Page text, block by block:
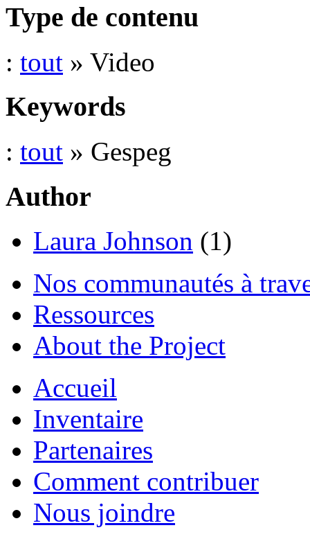
Type de contenu
: tout » Video
Keywords
: tout » Gespeg
Author
Laura Johnson (1)
Nos communautés à
Ressources
About the Project
Accueil
Inventaire
Partenaires
Comment contribuer
Nous joindre